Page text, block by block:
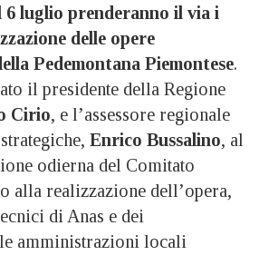
6 luglio prenderanno il via i
delle opere
Pedemontana Piemontese.
il presidente della Regione
Cirio, e l’assessore regionale
Enrico Bussalino, al
odierna del Comitato
alla realizzazione dell’opera,
di Anas e dei
amministrazioni locali